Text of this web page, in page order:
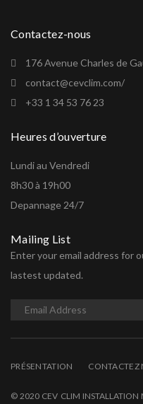
Contactez-nous
176 Avenue Charles de
contact@cevclim.com/
+33 1 34 53 76 23
Heures d’ouverture
Lundi au Vendredi
8h30 à 19h00
Depannage 24/7
Mailing List
Enter your email address for
lastest updated.
PRÉSENTATION CONTACTEZ
© 2020 CEV CLIM INSTALLATION